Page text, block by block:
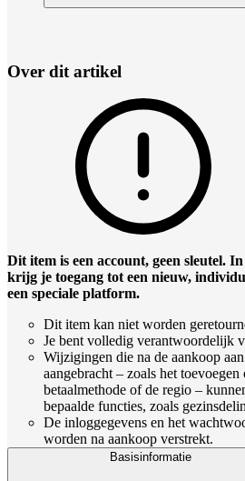
Over dit artikel
Dit item is een account, geen sleutel.
krijg je toegang tot een nieuw,
een speciale platform.
Dit item kan niet worden
Je bent volledig verantwoordelijk
Wijzigingen die na de aankoop
aangebracht – zoals het
betaalmethode of de regio –
bepaalde functies, zoals
De inloggegevens en het
worden na aankoop verstrekt.
Basisinformatie